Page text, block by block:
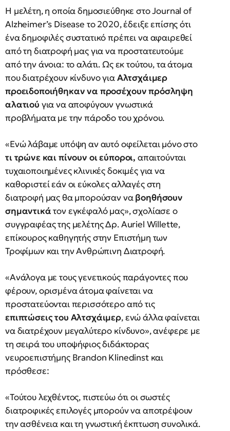
Η μελέτη, η οποία δημοσιεύθηκε στο Journal of
Alzheimer’s Disease το 2020, έδειξε επίσης ότι
ένα δημοφιλές συστατικό πρέπει να αφαιρεθεί
από τη διατροφή μας για να προστατευτούμε
από την άνοια: το αλάτι. Ως εκ τούτου, τα άτομα
που διατρέχουν κίνδυνο γιαΑλτσχάιμερ
προειδοποιήθηκαν να προσέχουν πρόσληψη
αλατιού για να αποφύγουν γνωστικά
προβλήματα με την πάροδο του χρόνου.
«Ενώ λάβαμε υπόψη αν αυτό οφείλεται μόνο στο
τι τρώνε και πίνουν οι εύποροι, απαιτούνται
τυχαιοποιημένες κλινικές δοκιμές για να
καθοριστεί εάν οι εύκολες αλλαγές στη
διατροφή μας θα μπορούσαν ναβοηθήσουν
σημαντικάτον εγκέφαλό μας», σχολίασε ο
συγγραφέας της μελέτης Δρ. Auriel Willette,
επίκουρος καθηγητής στην Επιστήμη των
Τροφίμων και την Ανθρώπινη Διατροφή.
«Ανάλογα με τους γενετικούς παράγοντες που
φέρουν, ορισμένα άτομα φαίνεται να
προστατεύονται περισσότερο από τις
επιπτώσεις του Αλτσχάιμερ, ενώ άλλα φαίνεται
να διατρέχουν μεγαλύτερο κίνδυνο», ανέφερε με
τη σειρά του υποψήφιος διδάκτορας
νευροεπιστήμης Brandon Klinedinst και
πρόσθεσε:
«Τούτου λεχθέντος, πιστεύω ότι οι σωστές
διατροφικές επιλογές μπορούν να αποτρέψουν
την ασθένεια και τη γνωστική έκπτωση συνολικά.